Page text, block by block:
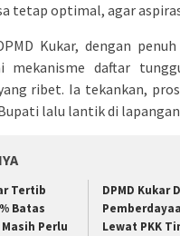
tetap optimal, agar
Kukar, dengan
mekanisme daftar
ribet. Ia tekankan,
lalu lantik di
Tertib
Batas
Perlu
DPMD Kukar
Lewat PKK